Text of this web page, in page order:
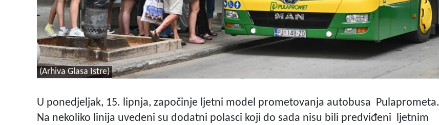
(Arhiva Glasa Istre)
U ponedjeljak, 15. lipnja, započinje ljetni model prometovanja autobusa Pulaprometa.
Na nekoliko linija uvedeni su dodatni polasci koji do sada nisu bili predviđeni ljetnim